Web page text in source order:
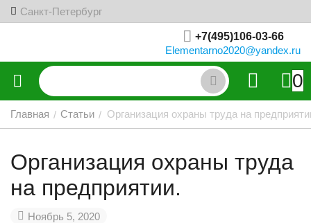
Санкт-Петербург
+7(495)106-03-66
Elementarno2020@yandex.ru
0
Главная / Статьи / Организация охраны труда на
Организация охраны труда
на предприятии.
Ноябрь 5, 2020